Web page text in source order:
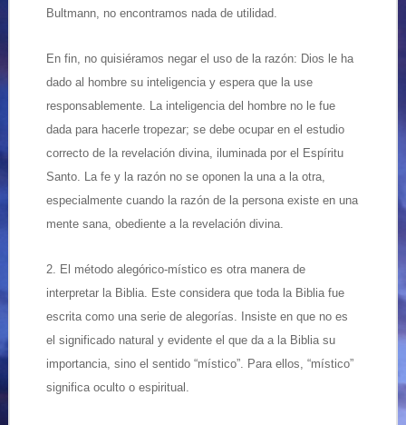
Bultmann, no encontramos nada de utilidad.
En fin, no quisiéramos negar el uso de la razón: Dios le ha
dado al hombre su inteligencia y espera que la use
responsablemente. La inteligencia del hombre no le fue
dada para hacerle tropezar; se debe ocupar en el estudio
correcto de la revelación divina, iluminada por el Espíritu
Santo. La fe y la razón no se oponen la una a la otra,
especialmente cuando la razón de la persona existe en una
mente sana, obediente a la revelación divina.
2. El método alegórico-místico es otra manera de
interpretar la Biblia. Este considera que toda la Biblia fue
escrita como una serie de alegorías. Insiste en que no es
el significado natural y evidente el que da a la Biblia su
importancia, sino el sentido “místico”. Para ellos, “místico”
significa oculto o espiritual.